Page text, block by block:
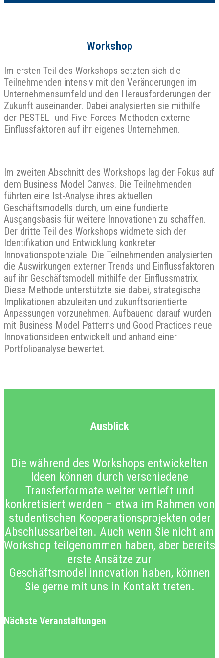
Workshop
Im ersten Teil des Workshops setzten sich die
Teilnehmenden intensiv mit den Veränderungen im
Unternehmensumfeld und den Herausforderungen der
Zukunft auseinander. Dabei analysierten sie mithilfe
der PESTEL- und Five-Forces-Methoden externe
Einflussfaktoren auf ihr eigenes Unternehmen.
Im zweiten Abschnitt des Workshops lag der Fokus auf
dem Business Model Canvas. Die Teilnehmenden
führten eine Ist-Analyse ihres aktuellen
Geschäftsmodells durch, um eine fundierte
Ausgangsbasis für weitere Innovationen zu schaffen.
Der dritte Teil des Workshops widmete sich der
Identifikation und Entwicklung konkreter
Innovationspotenziale. Die Teilnehmenden analysierten
die Auswirkungen externer Trends und Einflussfaktoren
auf ihr Geschäftsmodell mithilfe der Einflussmatrix.
Diese Methode unterstützte sie dabei, strategische
Implikationen abzuleiten und zukunftsorientierte
Anpassungen vorzunehmen. Aufbauend darauf wurden
mit Business Model Patterns und Good Practices neue
Innovationsideen entwickelt und anhand einer
Portfolioanalyse bewertet.
Ausblick
Die während des Workshops entwickelten
Ideen können durch verschiedene
Transferformate weiter vertieft und
konkretisiert werden – etwa im Rahmen von
studentischen Kooperationsprojekten oder
Abschlussarbeiten. Auch wenn Sie nicht am
Workshop teilgenommen haben, aber bereits
erste Ansätze zur
Geschäftsmodellinnovation haben, können
Sie gerne mit uns in Kontakt treten.
Nächste Veranstaltungen